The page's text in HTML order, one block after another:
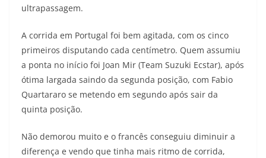
ultrapassagem.
A corrida em Portugal foi bem agitada, com os cinco
primeiros disputando cada centímetro. Quem assumiu
a ponta no início foi Joan Mir (Team Suzuki Ecstar), após
ótima largada saindo da segunda posição, com Fabio
Quartararo se metendo em segundo após sair da
quinta posição.
Não demorou muito e o francês conseguiu diminuir a
diferença e vendo que tinha mais ritmo de corrida,